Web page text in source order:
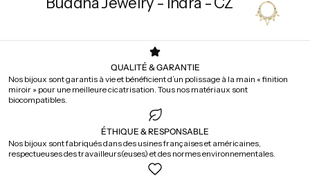
QUALITÉ & GARANTIE
Nos bijoux sont garantis à vie et bénéficient d’un polissage à la main « finition
miroir » pour une meilleure cicatrisation. Tous nos matériaux sont
biocompatibles.
ÉTHIQUE & RESPONSABLE
Nos bijoux sont fabriqués dans des usines françaises et américaines,
respectueuses des travailleurs(euses) et des normes environnementales.